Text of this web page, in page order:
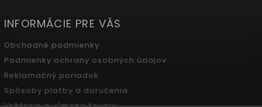
INFORMÁCIE PRE VÁS
Obchodné podmienky
Podmienky ochrany osobných údajov
Reklamačný poriadok
Spôsoby platby a doručenia